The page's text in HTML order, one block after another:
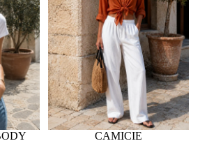
CAMICIE